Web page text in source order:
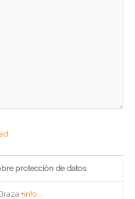
protección de datos
+info...